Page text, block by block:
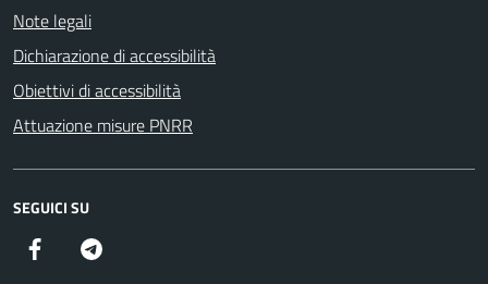
Note legali
Dichiarazione di accessibilità
Obiettivi di accessibilità
Attuazione misure PNRR
SEGUICI SU
Facebook